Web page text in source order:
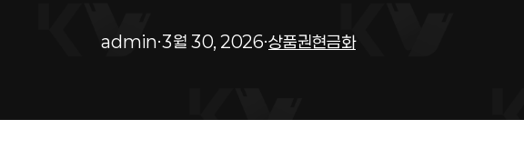
admin·3월 30, 2026·상품권현금화